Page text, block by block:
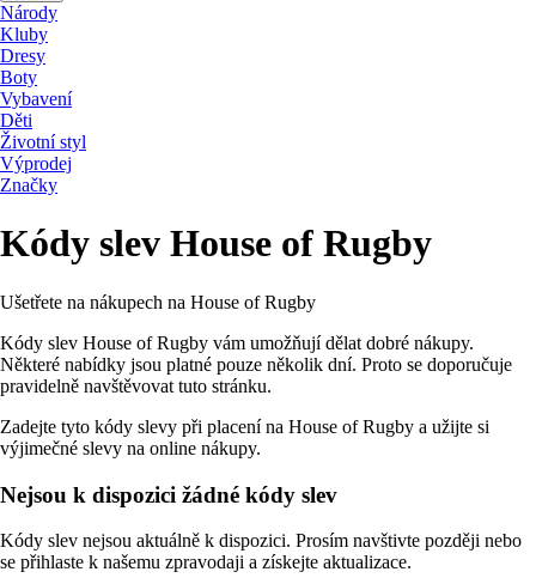
Národy
Kluby
Dresy
Boty
Vybavení
Děti
Životní styl
Výprodej
Značky
Kódy slev House of Rugby
Ušetřete na nákupech na House of Rugby
Kódy slev House of Rugby vám umožňují dělat dobré nákupy.
Některé nabídky jsou platné pouze několik dní. Proto se doporučuje
pravidelně navštěvovat tuto stránku.
Zadejte tyto kódy slevy při placení na House of Rugby a užijte si
výjimečné slevy na online nákupy.
Nejsou k dispozici žádné kódy slev
Kódy slev nejsou aktuálně k dispozici. Prosím navštivte později nebo
se přihlaste k našemu zpravodaji a získejte aktualizace.